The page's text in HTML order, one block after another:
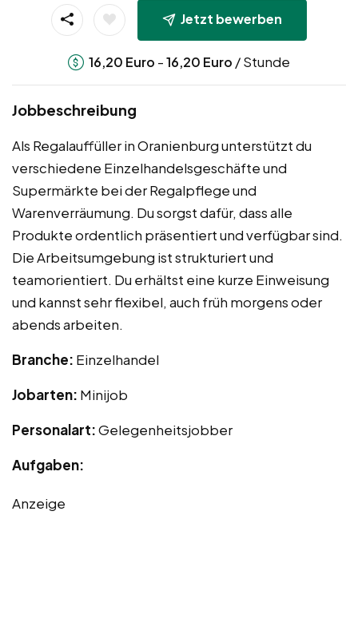
Jetzt bewerben
16,20 Euro -16,20 Euro / Stunde
Jobbeschreibung
Als Regalauffüller in Oranienburg unterstützt du
verschiedene Einzelhandelsgeschäfte und
Supermärkte bei der Regalpflege und
Warenverräumung. Du sorgst dafür, dass alle
Produkte ordentlich präsentiert und verfügbar sind.
Die Arbeitsumgebung ist strukturiert und
teamorientiert. Du erhältst eine kurze Einweisung
und kannst sehr flexibel, auch früh morgens oder
abends arbeiten.
Branche: Einzelhandel
Jobarten: Minijob
Personalart:Gelegenheitsjobber
Aufgaben:
Anzeige